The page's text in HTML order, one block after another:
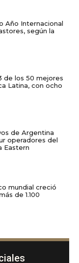
Año Internacional
según la
de los 50 mejores
Latina, con ocho
de Argentina
operadores del
Eastern
mundial creció
de 1.100